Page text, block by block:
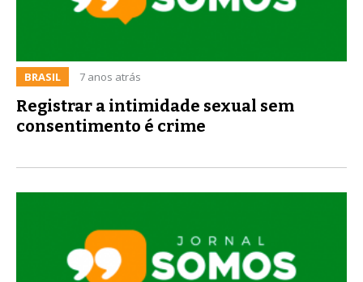
BRASIL 7 anos atrás
Registrar a intimidade sexual sem
consentimento é crime